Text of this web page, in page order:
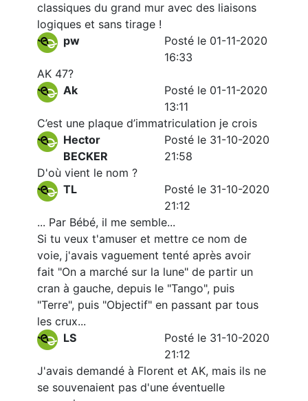
classiques du grand mur avec des liaisons
logiques et sans tirage !
pw
Posté le 01-11-2020
16:33
AK 47?
Ak
Posté le 01-11-2020
13:11
C’est une plaque d’immatriculation je crois
Hector
BECKER
Posté le 31-10-2020
21:58
D'où vient le nom ?
TL
Posté le 31-10-2020
21:12
... Par Bébé, il me semble...
Si tu veux t'amuser et mettre ce nom de
voie, j'avais vaguement tenté après avoir
fait "On a marché sur la lune" de partir un
cran à gauche, depuis le "Tango", puis
"Terre", puis "Objectif" en passant par tous
les crux...
LS
Posté le 31-10-2020
21:12
J'avais demandé à Florent et AK, mais ils ne
se souvenaient pas d'une éventuelle